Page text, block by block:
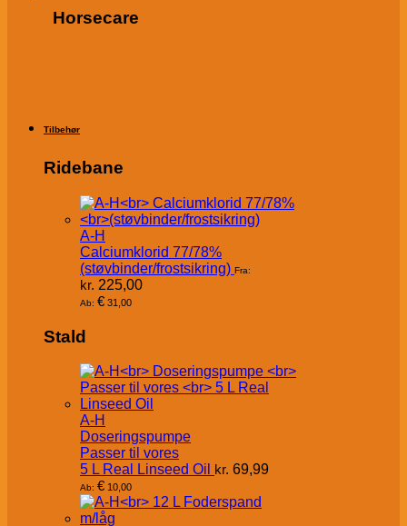
Horsecare
Tilbehør
Ridebane
A-H
Calciumklorid 77/78%
(støvbinder/frostsikring) Fra:
kr. 225,00
Ab: € 31,00
Stald
A-H
Doseringspumpe
Passer til vores
5 L Real Linseed Oil kr. 69,99
Ab: € 10,00